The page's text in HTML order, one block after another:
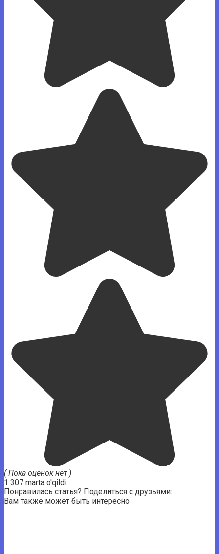
( Пока оценок нет )
1 307 marta o'qildi
Понравилась статья? Поделиться с друзьями:
Вам также может быть интересно